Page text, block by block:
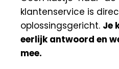
klantenservice is
oplossingsgericht. Je
eerlijk antwoord en
mee.